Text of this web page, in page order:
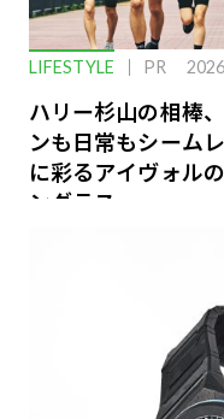
LIFESTYLE PR
ハリー杉山の相棒
ンも日常もシーム
に彩るアイヴォル
ングラス